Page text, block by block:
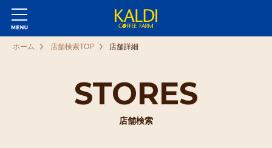
STORES
店舗検索
ホーム 店舗検索TOP 店舗詳細